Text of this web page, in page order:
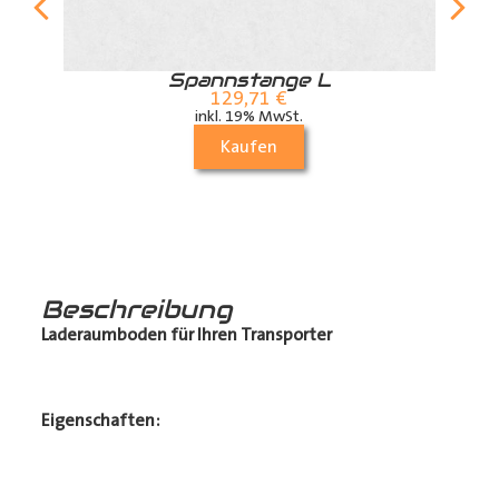
Spannstange L
129,71 €
inkl. 19% MwSt.
Kaufen
Beschreibung
Laderaumboden für Ihren Transporter
Eigenschaften: